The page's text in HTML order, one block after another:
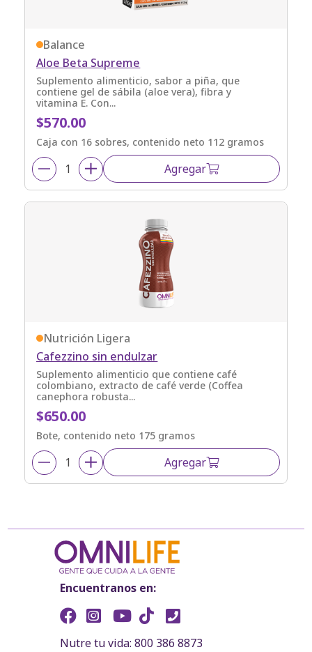
Balance
Aloe Beta Supreme
Suplemento alimenticio, sabor a piña, que
contiene gel de sábila (aloe vera), fibra y
vitamina E. Con...
$570.00
Caja con 16 sobres, contenido neto 112 gramos
Agregar
Nutrición Ligera
Cafezzino sin endulzar
Suplemento alimenticio que contiene café
colombiano, extracto de café verde (Coffea
canephora robusta...
$650.00
Bote, contenido neto 175 gramos
Agregar
Encuentranos en:
Nutre tu vida: 800 386 8873